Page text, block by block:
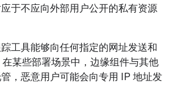
于不应向外部用户公开的私有资源
工具能够向任何指定的网址发送和
某些部署场景中，边缘组件与其他
，恶意用户可能会向专用 IP 地址发